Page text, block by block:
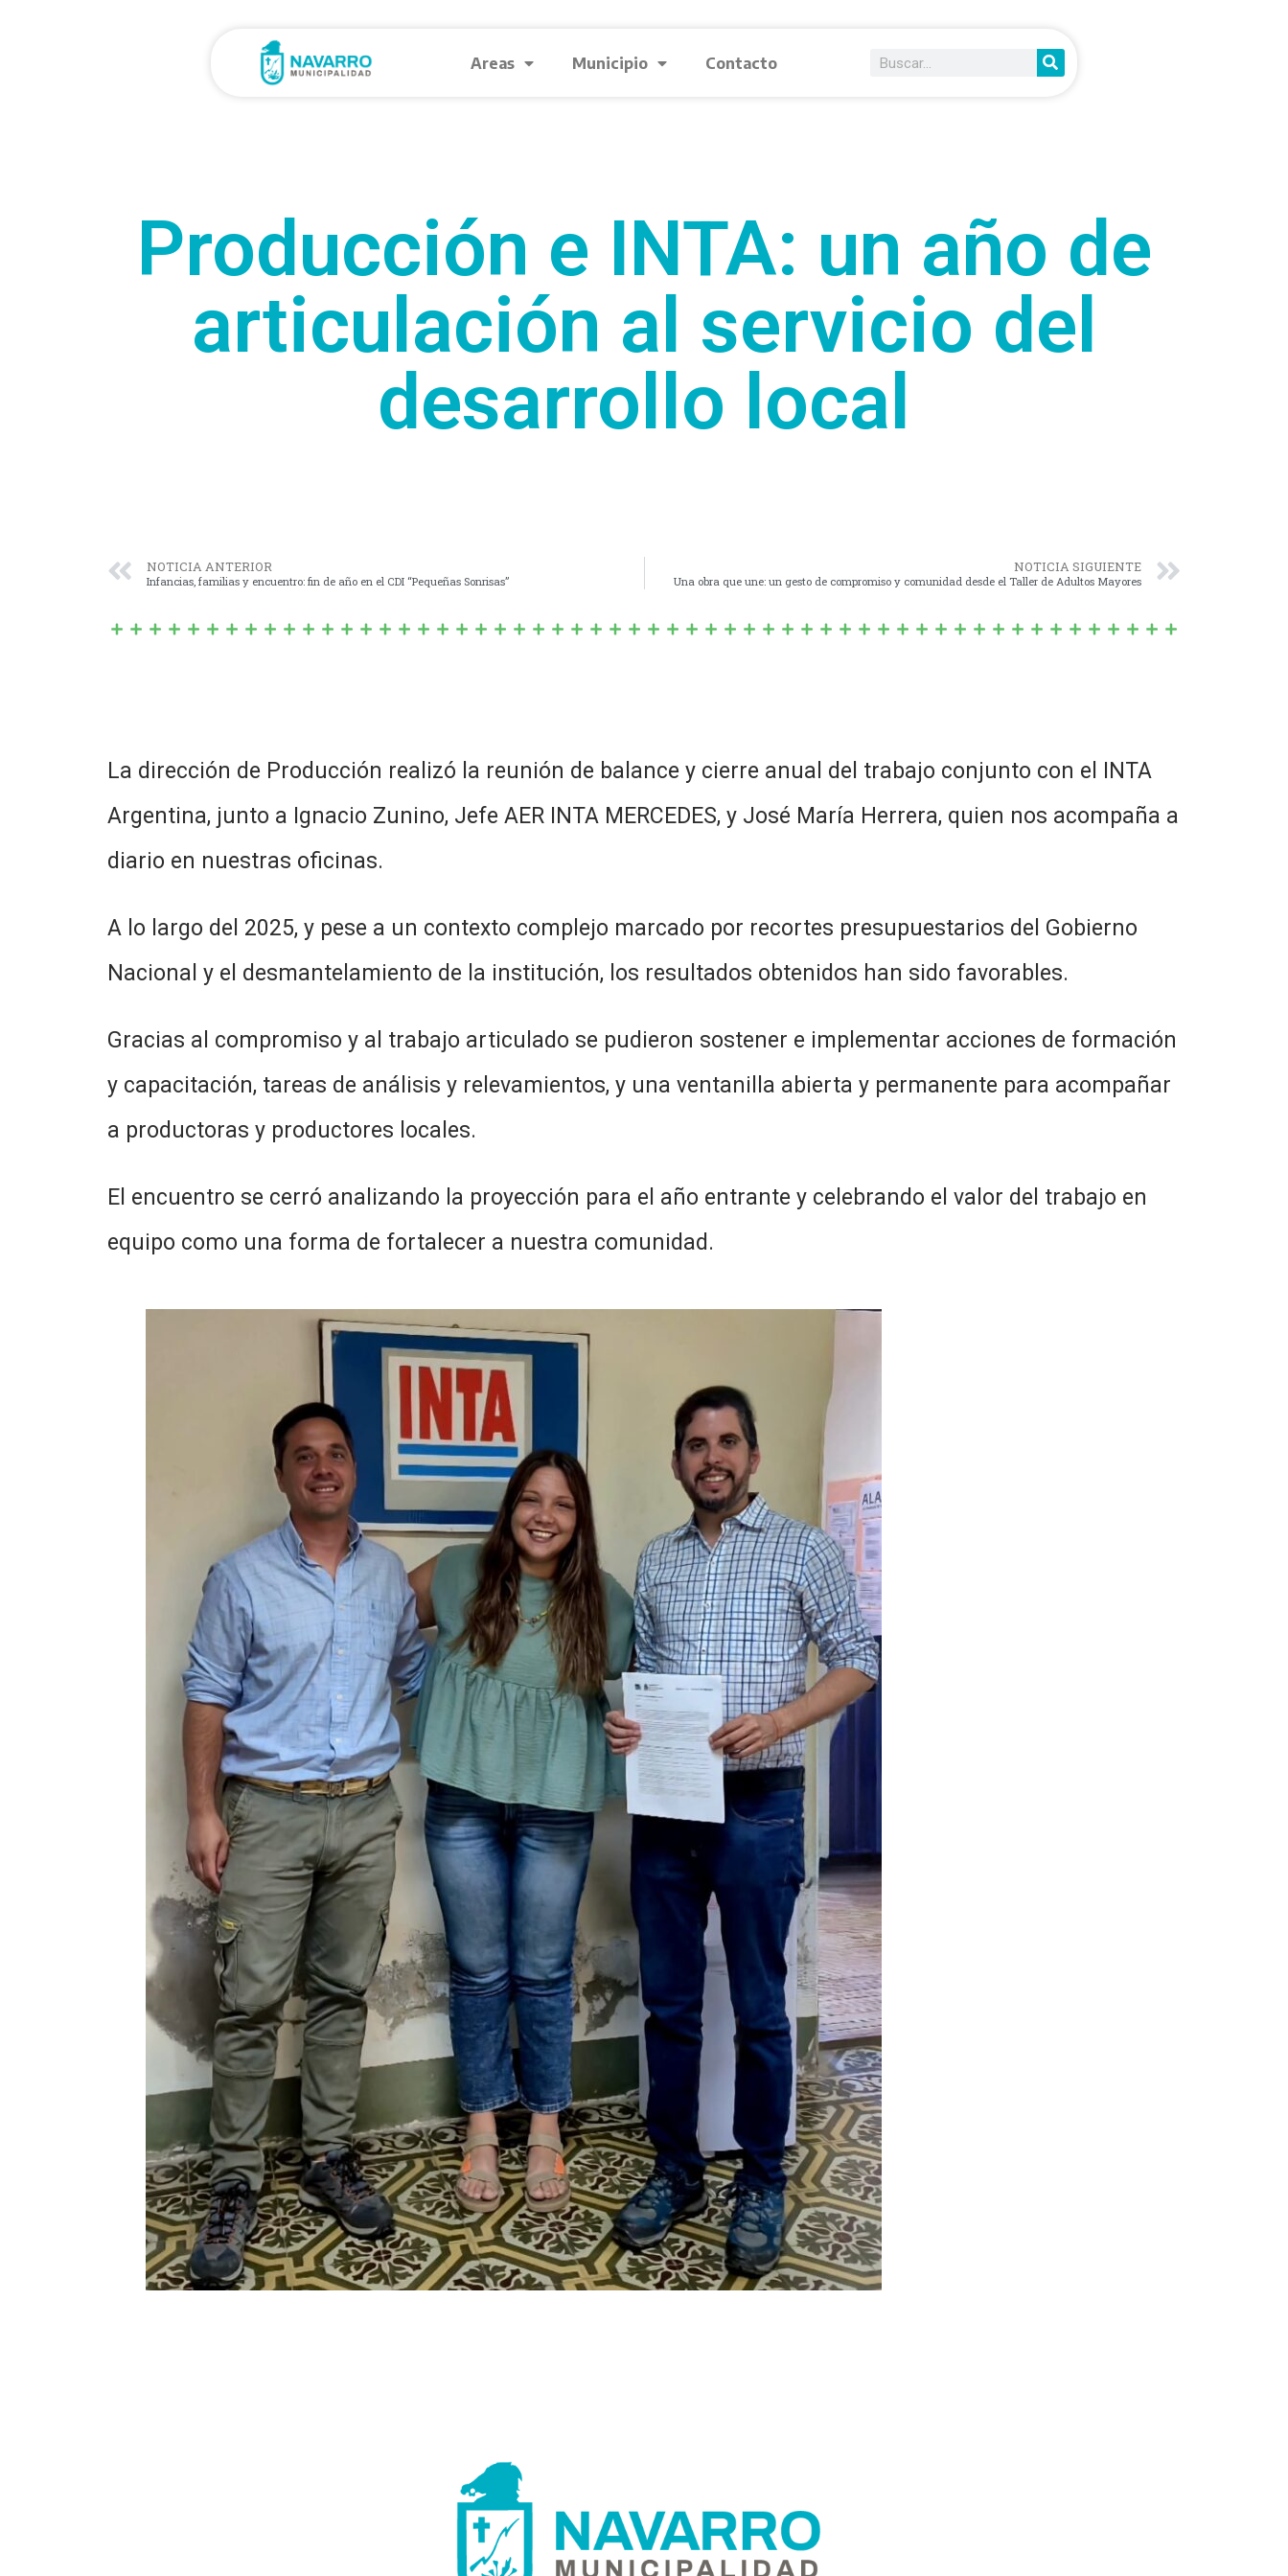
Areas Municipio Contacto
Producción e INTA: un año de
articulación al servicio del
desarrollo local
NOTICIA ANTERIOR
Infancias, familias y encuentro: fin de año en el CDI “Pequeñas Sonrisas”
NOTICIA SIGUIENTE
Una obra que une: un gesto de compromiso y comunidad desde el Taller de Adultos Mayores
La dirección de Producción realizó la reunión de balance y cierre anual del trabajo conjunto con el INTA
Argentina, junto a Ignacio Zunino, Jefe AER INTA MERCEDES, y José María Herrera, quien nos acompaña a
diario en nuestras oficinas.
A lo largo del 2025, y pese a un contexto complejo marcado por recortes presupuestarios del Gobierno
Nacional y el desmantelamiento de la institución, los resultados obtenidos han sido favorables.
Gracias al compromiso y al trabajo articulado se pudieron sostener e implementar acciones de formación
y capacitación, tareas de análisis y relevamientos, y una ventanilla abierta y permanente para acompañar
a productoras y productores locales.
El encuentro se cerró analizando la proyección para el año entrante y celebrando el valor del trabajo en
equipo como una forma de fortalecer a nuestra comunidad.